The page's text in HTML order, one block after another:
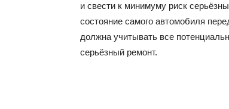
и свести к минимуму риск
состояние самого автомобиля
должна учитывать все
серьёзный ремонт.